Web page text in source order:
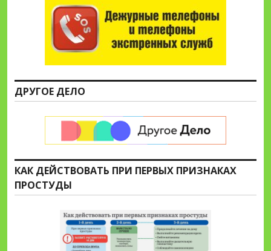
ДРУГОЕ ДЕЛО
КАК ДЕЙСТВОВАТЬ ПРИ ПЕРВЫХ ПРИЗНАКАХ
ПРОСТУДЫ